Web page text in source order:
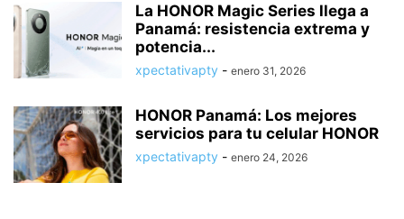
La HONOR Magic Series llega a
Panamá: resistencia extrema y
potencia...
xpectativapty - enero 31, 2026
HONOR Panamá: Los mejores
servicios para tu celular HONOR
xpectativapty - enero 24, 2026